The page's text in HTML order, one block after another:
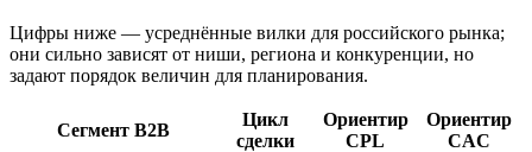
Цифры ниже — усреднённые вилки для российского рынка;
они сильно зависят от ниши, региона и конкуренции, но
задают порядок величин для планирования.
Сегмент B2B
Цикл
сделки
Ориентир
CPL
Ориентир
CAC